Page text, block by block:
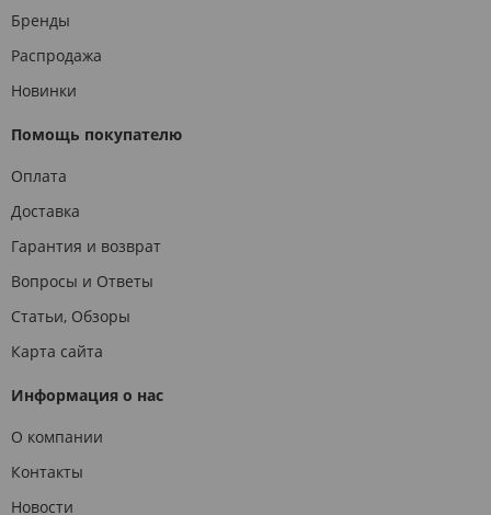
Бренды
Распродажа
Новинки
Помощь покупателю
Оплата
Доставка
Гарантия и возврат
Вопросы и Ответы
Статьи, Обзоры
Карта сайта
Информация о нас
О компании
Контакты
Новости